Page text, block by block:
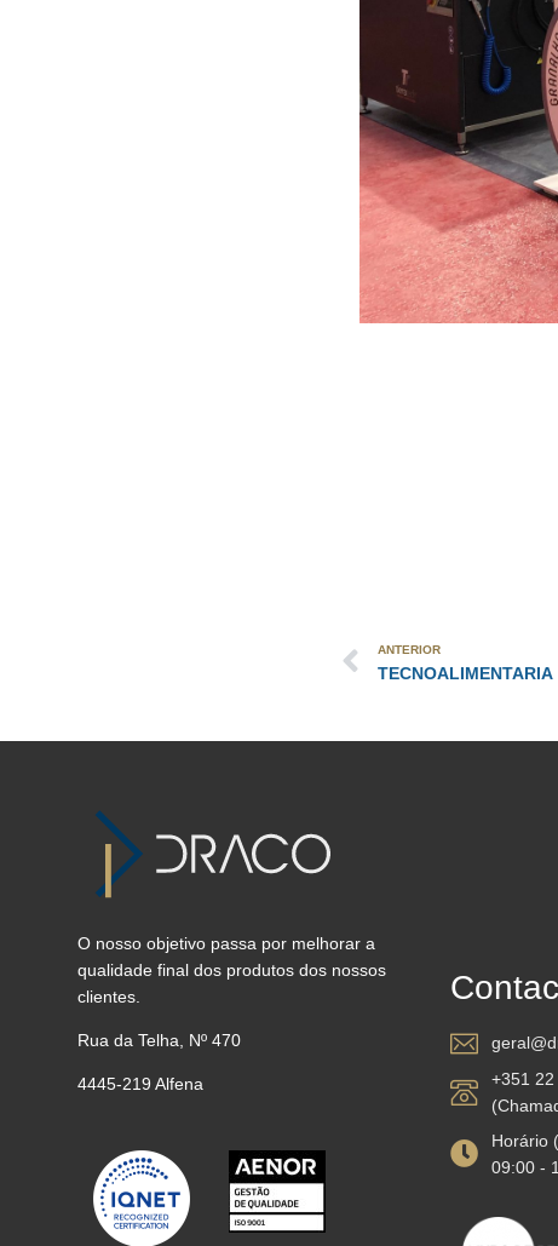
ANTERIOR
TECNOALIMENTARIA
O nosso objetivo passa por melhorar a
qualidade final dos produtos dos nossos
clientes.
Rua da Telha, Nº 470
4445-219 Alfena
+351
Horário
09:00 -